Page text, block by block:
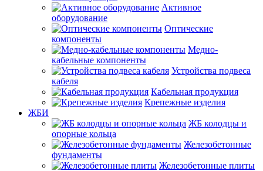
Активное
оборудование
Оптические
компоненты
Медно-
кабельные компоненты
Устройства подвеса
кабеля
Кабельная продукция
Крепежные изделия
ЖБИ
ЖБ колодцы и
опорные кольца
Железобетонные
фундаменты
Железобетонные плиты